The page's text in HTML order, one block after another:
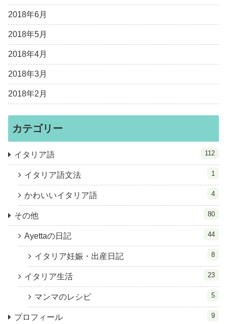
2018年6月
2018年5月
2018年4月
2018年3月
2018年2月
カテゴリー
イタリア語 112
イタリア語文法 1
かわいいイタリア語 4
その他 80
Ayettaの日記 44
イタリア妊娠・出産日記 8
イタリア生活 23
マンマのレシピ 5
プロフィール 9